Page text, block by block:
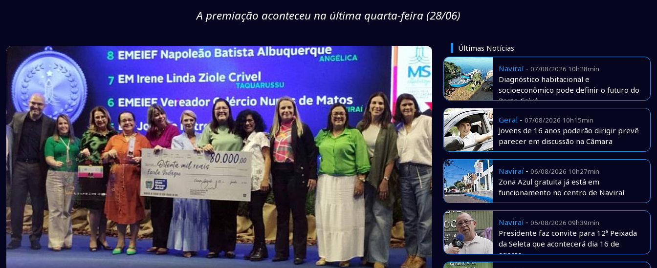
A premiação aconteceu na última quarta-feira (28/06)
Últimas Notícias
Naviraí- 07/08/2026 10h28min
Diagnóstico habitacional e
socioeconômico pode definir o futuro do
Porto Caiuá
Geral - 07/08/2026 10h15min
Jovens de 16 anos poderão dirigir prevê
parecer em discussão na Câmara
Naviraí- 06/08/2026 10h27min
Zona Azul gratuita já está em
funcionamento no centro de Naviraí
Naviraí- 05/08/2026 09h39min
Presidente faz convite para 12ª Peixada
da Seleta que acontecerá dia 16 de
agosto